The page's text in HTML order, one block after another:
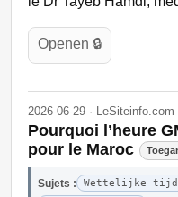
Openen 🔒
2026-06-29 · LeSiteinfo.com
Pourquoi l’heure
pour le Maroc
Sujets :
Wettelijke tijd